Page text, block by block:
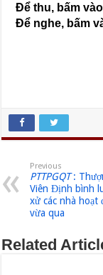
Để thu, bấm
Để nghe, bấm
Previous
PTTPGQT:
Viên Định bình
xử các nhà hoạt
vừa qua
Related